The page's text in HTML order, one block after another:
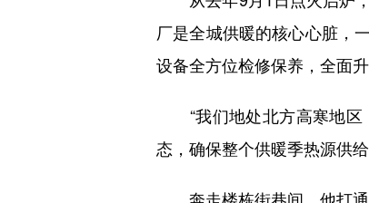
厂是全城供暖的核心心脏，
设备全方位检修保养，全面
“我们地处北方高寒地区
态，确保整个供暖季热源供给